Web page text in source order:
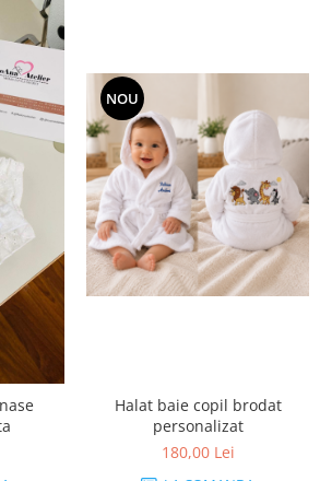
NOU
Halat baie copil brodat
personalizat
180,00 Lei